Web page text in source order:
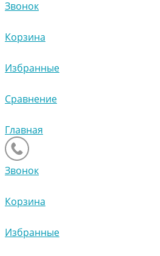
Звонок
Корзина
Избранные
Сравнение
Главная
Звонок
Корзина
Избранные